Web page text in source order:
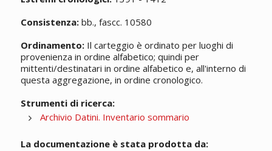
Consistenza:bb., fascc. 10580
Ordinamento:Il carteggio è ordinato per luoghi di
provenienza in ordine alfabetico; quindi per
mittenti/destinatari in ordine alfabetico e, all'interno di
questa aggregazione, in ordine cronologico.
Strumenti di ricerca:
Archivio Datini. Inventario sommario
La documentazione è stata prodotta da: